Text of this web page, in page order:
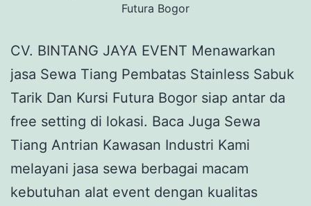
Futura Bogor
CV. BINTANG JAYA EVENT Menawarkan
jasa Sewa Tiang Pembatas Stainless Sabuk
Tarik Dan Kursi Futura Bogor siap antar da
free setting di lokasi. Baca Juga Sewa
Tiang Antrian Kawasan Industri Kami
melayani jasa sewa berbagai macam
kebutuhan alat event dengan kualitas